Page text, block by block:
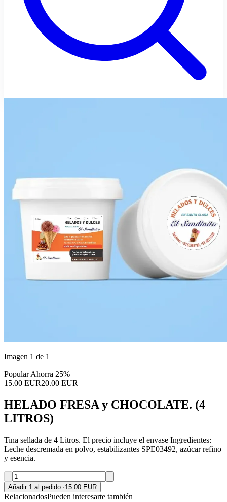
Imagen 1 de 1
PopularAhorra 25%
15.00 EUR20.00 EUR
HELADO FRESA y CHOCOLATE. (4
LITROS)
Tina sellada de 4 Litros. El precio incluye el envase Ingredientes:
Leche descremada en polvo, estabilizantes SPE03492, azúcar refino
y esencia.
Añadir 1 al pedido ·15.00 EUR
RelacionadosPueden interesarte también